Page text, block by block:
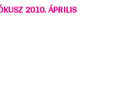
2010. ÁPRILIS